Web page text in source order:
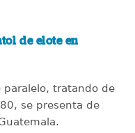
de elote en
paralelo, tratando de
se presenta de